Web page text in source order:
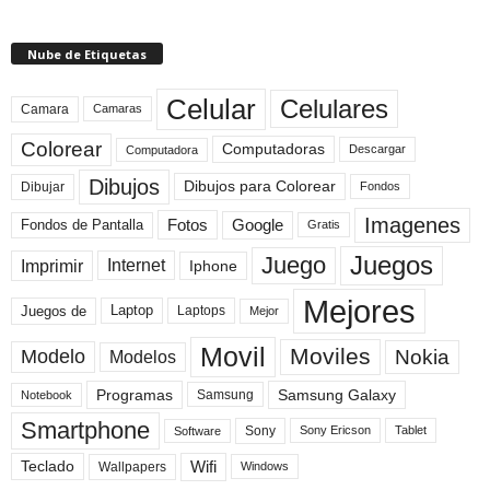
Nube de Etiquetas
Camara Camaras Celular Celulares
Colorear Computadora Computadoras Descargar
Dibujar Dibujos Dibujos para Colorear Fondos
Fondos de Pantalla Fotos Google Gratis Imagenes
Imprimir Internet Iphone Juego Juegos
Juegos de Laptop Laptops Mejor Mejores
Modelo Modelos Movil Moviles Nokia
Notebook Programas Samsung Samsung Galaxy
Smartphone Software Sony Sony Ericson Tablet
Teclado Wallpapers Wifi Windows